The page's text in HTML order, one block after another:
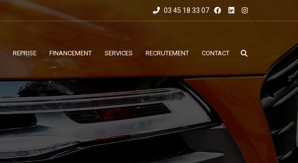
03 45 18 33 07
REPRISE FINANCEMENT SERVICES RECRUTEMENT CONTACT